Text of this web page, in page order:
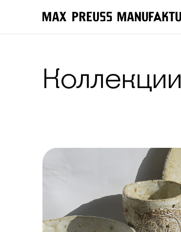
Коллекции